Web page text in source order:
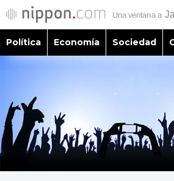
Política
Economía
Política Economía Sociedad